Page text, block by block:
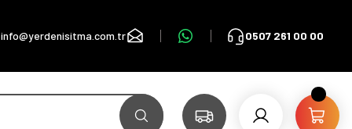
info@yerdenisitma.com.tr 0507 261 00 00